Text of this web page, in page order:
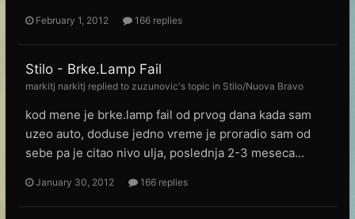
February 1, 2012 166 replies
Stilo - Brke.Lamp Fail
markitj narkitj replied to zuzunovic's topic in Stilo/Nuova Bravo
kod mene je brke.lamp fail od prvog dana kada sam
uzeo auto, doduse jedno vreme je proradio sam od
sebe pa je citao nivo ulja, poslednja 2-3 meseca...
January 30, 2012 166 replies